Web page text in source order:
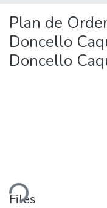
Plan de
Doncello
Doncello
Files